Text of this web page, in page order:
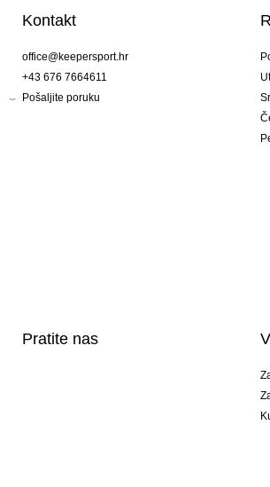
Kontakt
office@keepersport.hr
+43 676 7664611
Pošaljite poruku
Pratite nas